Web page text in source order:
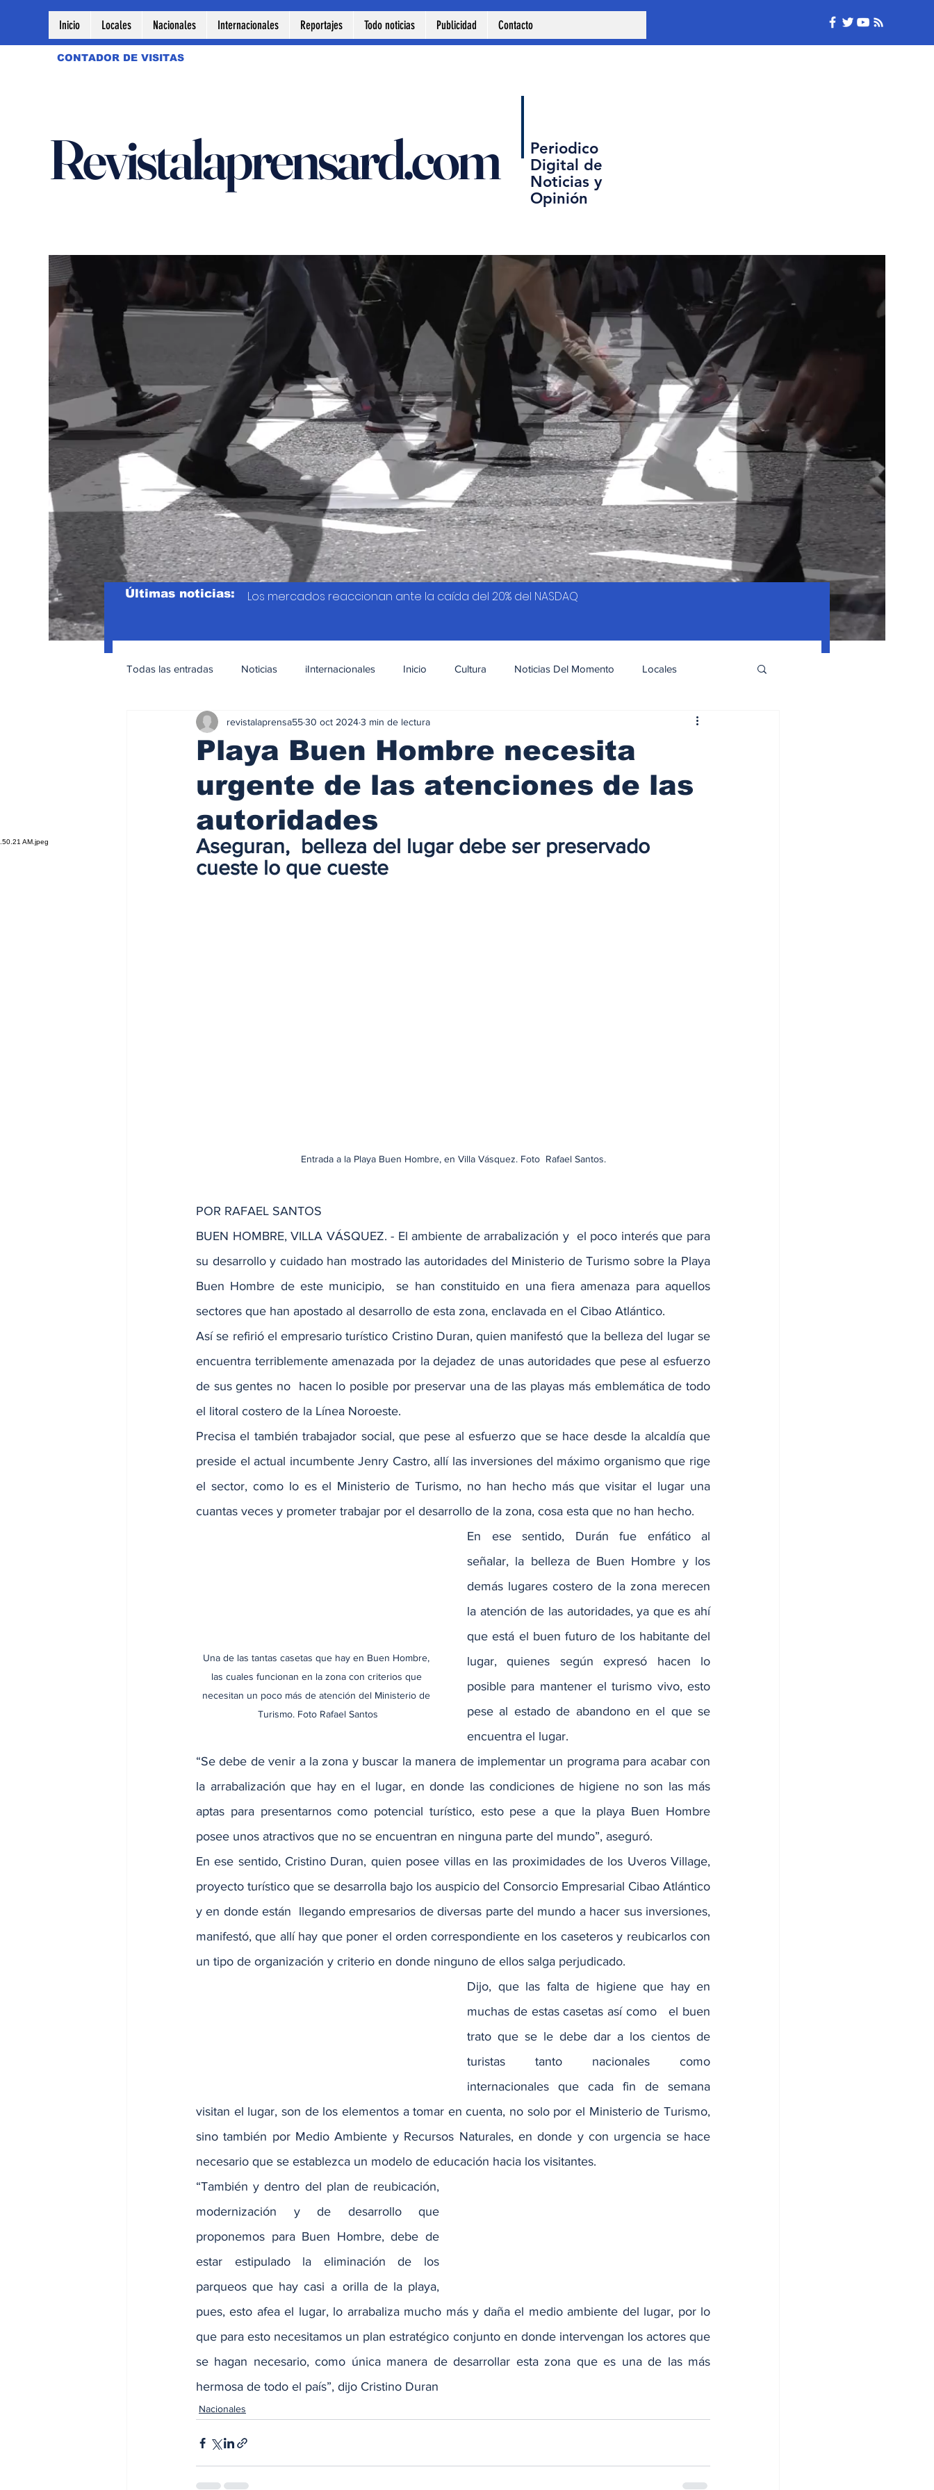
Inicio Locales Nacionales Internacionales Reportajes Todo noticias Publicidad Contacto
CONTADOR DE VISITAS
Revistalaprensard.com
Periodico
Digital de
Noticias y
Opinión
Últimas noticias: Los mercados reaccionan ante la caída del 20% del NASDAQ
Todas las entradas Noticias iInternacionales Inicio Cultura Noticias Del Momento Locales
Nacionales Educación Sexual Deportes Opinión
Playa Buen Hombre necesita
urgente de las atenciones de las
autoridades
revistalaprensa5530 oct 20243 min de lectura
Aseguran,  belleza del lugar debe ser preservado
cueste lo que cueste
Entrada a la Playa Buen Hombre, en Villa Vásquez. Foto  Rafael Santos.
POR RAFAEL SANTOS
BUEN HOMBRE, VILLA VÁSQUEZ. - El ambiente de arrabalización y  el poco interés que para
su desarrollo y cuidado han mostrado las autoridades del Ministerio de Turismo sobre la Playa
Buen Hombre de este municipio,  se han constituido en una fiera amenaza para aquellos
sectores que han apostado al desarrollo de esta zona, enclavada en el Cibao Atlántico.
Así se refirió el empresario turístico Cristino Duran, quien manifestó que la belleza del lugar se
encuentra terriblemente amenazada por la dejadez de unas autoridades que pese al esfuerzo
de sus gentes no  hacen lo posible por preservar una de las playas más emblemática de todo
el litoral costero de la Línea Noroeste.
Precisa el también trabajador social, que pese al esfuerzo que se hace desde la alcaldía que
preside el actual incumbente Jenry Castro, allí las inversiones del máximo organismo que rige
el sector, como lo es el Ministerio de Turismo, no han hecho más que visitar el lugar una
cuantas veces y prometer trabajar por el desarrollo de la zona, cosa esta que no han hecho.
Una de las tantas casetas que hay en Buen Hombre,
las cuales funcionan en la zona con criterios que
necesitan un poco más de atención del Ministerio de
Turismo. Foto Rafael Santos
En ese sentido, Durán fue enfático al
señalar, la belleza de Buen Hombre y los
demás lugares costero de la zona merecen
la atención de las autoridades, ya que es ahí
que está el buen futuro de los habitante del
lugar, quienes según expresó hacen lo
posible para mantener el turismo vivo, esto
pese al estado de abandono en el que se
encuentra el lugar.
“Se debe de venir a la zona y buscar la manera de implementar un programa para acabar con
la arrabalización que hay en el lugar, en donde las condiciones de higiene no son las más
aptas para presentarnos como potencial turístico, esto pese a que la playa Buen Hombre
posee unos atractivos que no se encuentran en ninguna parte del mundo”, aseguró.
En ese sentido, Cristino Duran, quien posee villas en las proximidades de los Uveros Village,
proyecto turístico que se desarrolla bajo los auspicio del Consorcio Empresarial Cibao Atlántico
y en donde están  llegando empresarios de diversas parte del mundo a hacer sus inversiones,
manifestó, que allí hay que poner el orden correspondiente en los caseteros y reubicarlos con
un tipo de organización y criterio en donde ninguno de ellos salga perjudicado.
Dijo, que las falta de higiene que hay en
muchas de estas casetas así como   el buen
trato que se le debe dar a los cientos de
turistas tanto nacionales como
internacionales que cada fin de semana
visitan el lugar, son de los elementos a tomar en cuenta, no solo por el Ministerio de Turismo,
sino también por Medio Ambiente y Recursos Naturales, en donde y con urgencia se hace
necesario que se establezca un modelo de educación hacia los visitantes.
“También y dentro del plan de reubicación,
modernización y de desarrollo que
proponemos para Buen Hombre, debe de
estar estipulado la eliminación de los
parqueos que hay casi a orilla de la playa,
pues, esto afea el lugar, lo arrabaliza mucho más y daña el medio ambiente del lugar, por lo
que para esto necesitamos un plan estratégico conjunto en donde intervengan los actores que
se hagan necesario, como única manera de desarrollar esta zona que es una de las más
hermosa de todo el país”, dijo Cristino Duran
Nacionales